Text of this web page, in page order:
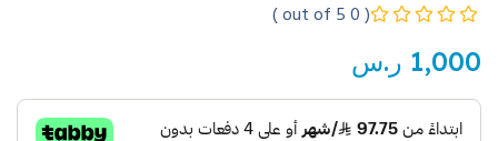
( 0 out of 5 )
1,000 ر.س